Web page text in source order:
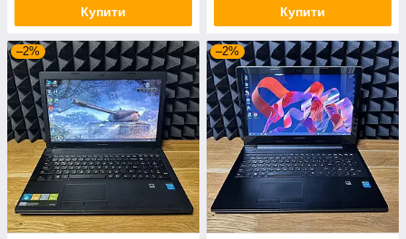
Купити Купити
–2% –2%